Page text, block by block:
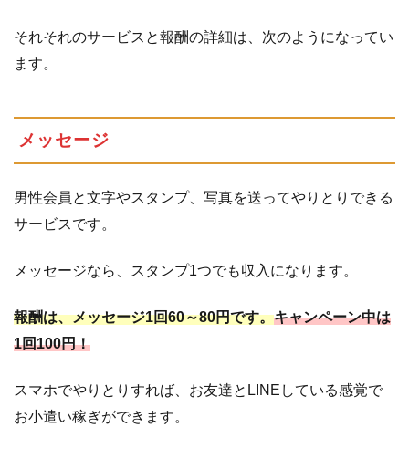
それそれのサービスと報酬の詳細は、次のようになってい
ます。
メッセージ
男性会員と文字やスタンプ、写真を送ってやりとりできる
サービスです。
メッセージなら、スタンプ1つでも収入になります。
報酬は、メッセージ1回60～80円です。キャンペーン中は
1回100円！
スマホでやりとりすれば、お友達とLINEしている感覚で
お小遣い稼ぎができます。